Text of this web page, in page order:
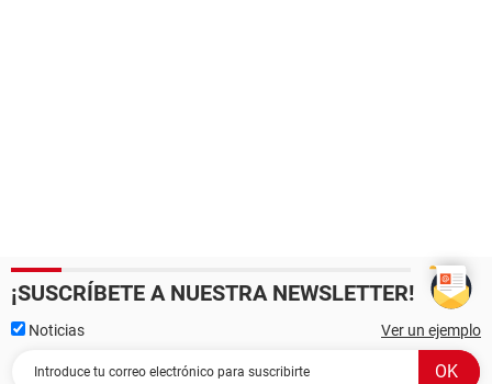
¡SUSCRÍBETE A NUESTRA NEWSLETTER!
Noticias Ver un ejemplo